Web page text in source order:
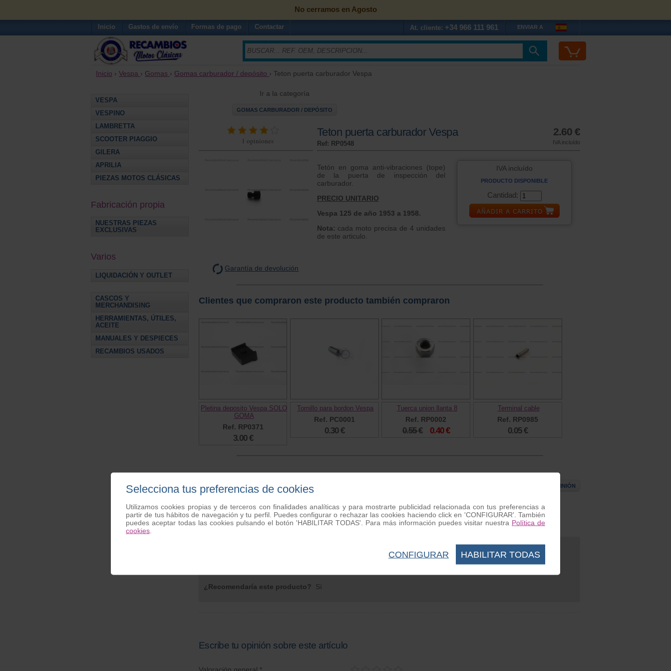
No cerramos en Agosto
Inicio Gastos de envío Formas de pago Contactar At. cliente: +34 966 111 961 ENVIAR A
Inicio › Vespa › Gomas › Gomas carburador / depósito › Teton puerta carburador Vespa
VESPA
VESPINO
LAMBRETTA
SCOOTER PIAGGIO
GILERA
APRILIA
PIEZAS MOTOS CLÁSICAS
Fabricación propia
NUESTRAS PIEZAS
EXCLUSIVAS
Varios
LIQUIDACIÓN Y OUTLET
CASCOS Y
MERCHANDISING
HERRAMIENTAS, ÚTILES,
ACEITE
MANUALES Y DESPIECES
RECAMBIOS USADOS
Ir a la categoría
GOMAS CARBURADOR / DEPÓSITO
1 opiniones
Teton puerta carburador Vespa
Ref: RP0548
2.60 €
IVA incluído
Garantía de devolución
IVA incluído
PRODUCTO DISPONIBLE
Cantidad:
Tetón en goma anti-vibraciones (tope)
de la puerta de inspección del
carburador.
PRECIO UNITARIO
Vespa 125 de año 1953 a 1958.
Nota: cada moto precisa de 4 unidades
de este articulo.
Clientes que compraron este producto también compraron
Pletina deposito Vespa SOLO
GOMA
Ref. RP0371
3.00 €
Tornillo para bordon Vespa
Ref. PC0001
0.30 €
Tuerca union llanta 8
Ref. RP0002
0.55 € 0.40 €
Terminal cable
Ref. RP0985
0.05 €
Opiniones de clientes ESCRIBIR OPINIÓN
Teton puerta carburador Vespa 1 opiniones
Sandra| de Valencia | Monday 10 de May de 2021
¿Recomendaría este producto? Sí
Escribe tu opinión sobre este artículo
Selecciona tus preferencias de cookies
Utilizamos cookies propias y de terceros con finalidades analíticas y para mostrarte publicidad relacionada con tus preferencias a
partir de tus hábitos de navegación y tu perfil. Puedes configurar o rechazar las cookies haciendo click en 'CONFIGURAR'. También
puedes aceptar todas las cookies pulsando el botón 'HABILITAR TODAS'. Para más información puedes visitar nuestra Política de
cookies
CONFIGURAR HABILITAR TODAS